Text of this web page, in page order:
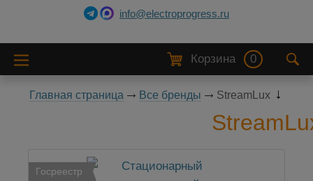
info@electroprogress.ru
Корзина 0
Главная страница Все бренды StreamLux
Госреестр